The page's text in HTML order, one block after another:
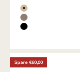
Farbe
BEIGE
TAUPE
SCHWARZ
Spare €60,00